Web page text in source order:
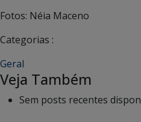
Fotos: Néia Maceno
Categorias :
Geral
Veja Também
Sem posts recentes